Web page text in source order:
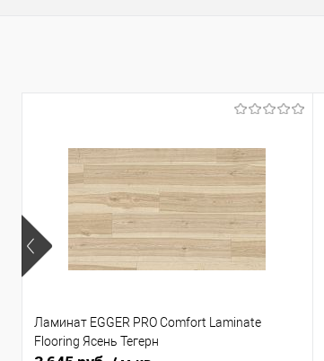
Ламинат EGGER PRO Comfort Laminate
Flooring Ясень Тегерн